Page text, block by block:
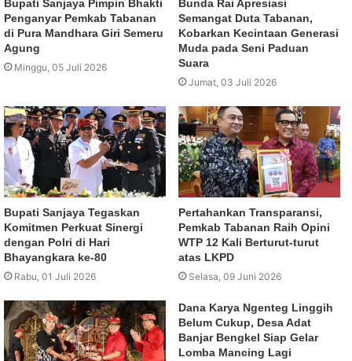
Bupati Sanjaya Pimpin Bhakti
Penganyar Pemkab Tabanan
di Pura Mandhara Giri Semeru
Agung
Minggu, 05 Juli 2026
Bunda Rai Apresiasi
Semangat Duta Tabanan,
Kobarkan Kecintaan Generasi
Muda pada Seni Paduan
Suara
Jumat, 03 Juli 2026
Bupati Sanjaya Tegaskan
Komitmen Perkuat Sinergi
dengan Polri di Hari
Bhayangkara ke-80
Rabu, 01 Juli 2026
Pertahankan Transparansi,
Pemkab Tabanan Raih Opini
WTP 12 Kali Berturut-turut
atas LKPD
Selasa, 09 Juni 2026
Dana Karya Ngenteg Linggih
Belum Cukup, Desa Adat
Banjar Bengkel Siap Gelar
Lomba Mancing Lagi